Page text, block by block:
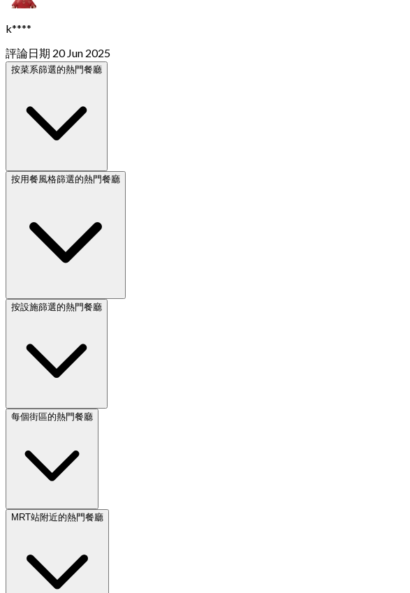
k****
評論日期 20 Jun 2025
按菜系篩選的熱門餐廳
按用餐風格篩選的熱門餐廳
按設施篩選的熱門餐廳
每個街區的熱門餐廳
MRT站附近的熱門餐廳